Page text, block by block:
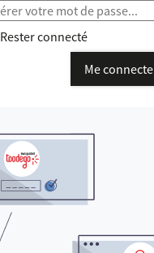
Rester connecté
Me